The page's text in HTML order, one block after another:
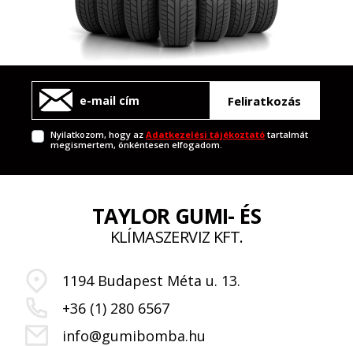
Feliratkozás
Nyilatkozom, hogy azAdatkezelési tájékoztató tartalmát
megismertem, önkéntesen elfogadom.
TAYLOR GUMI- ÉS
KLÍMASZERVIZ KFT.
1194 Budapest Méta u. 13.
+36 (1) 280 6567
info@gumibomba.hu